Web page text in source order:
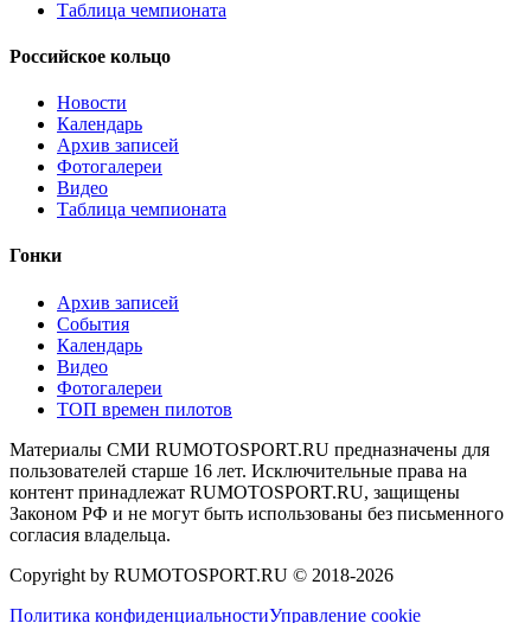
Таблица чемпионата
Российское кольцо
Новости
Календарь
Архив записей
Фотогалереи
Видео
Таблица чемпионата
Гонки
Архив записей
События
Календарь
Видео
Фотогалереи
ТОП времен пилотов
Материалы СМИ RUMOTOSPORT.RU предназначены для
пользователей старше 16 лет. Исключительные права на
контент принадлежат RUMOTOSPORT.RU, защищены
Законом РФ и не могут быть использованы без письменного
согласия владельца.
Copyright by RUMOTOSPORT.RU © 2018-2026
Политика конфиденциальностиУправление cookie